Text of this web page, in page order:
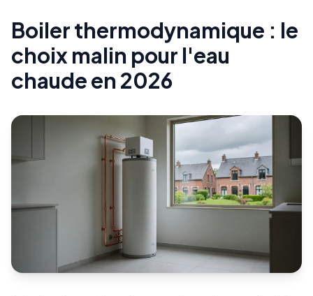
Boiler thermodynamique : le
choix malin pour l'eau
chaude en 2026